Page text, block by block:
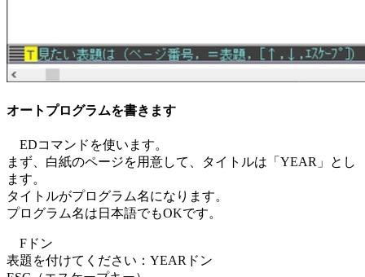
オートプログラムを書きます
EDコマンドを使います。
まず、白紙のページを用意して、タイトルは「YEAR」とし
ます。
タイトルがプログラム名になります。
プログラム名は日本語でもOKです。
Fドン
表題を付けてください：YEARドン